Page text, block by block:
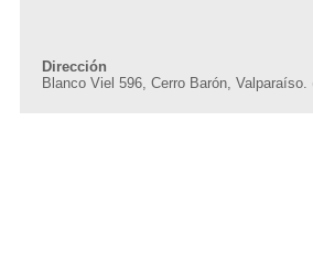
Dirección
Blanco Viel 596, Cerro Barón, Valparaíso.